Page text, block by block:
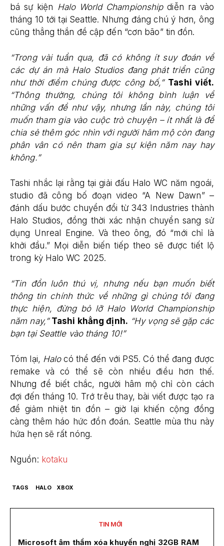
bá sự kiện Halo World Championshipdiễn ra vào
tháng 10 tới tại Seattle. Nhưng đáng chú ý hơn, ông
cũng thẳng thắn đề cập đến “cơn bão” tin đồn.
“Trong vài tuần qua, đã có không ít suy đoán về
các dự án mà Halo Studios đang phát triển cũng
như thời điểm chúng được công bố,” Tashi viết.
“Thông thường, chúng tôi không bình luận về
những vấn đề như vậy, nhưng lần này, chúng tôi
muốn tham gia vào cuộc trò chuyện – ít nhất là để
chia sẻ thêm góc nhìn với người hâm mộ còn đang
phân vân có nên tham gia sự kiện năm nay hay
không.”
Tashi nhắc lại rằng tại giải đấu Halo WC năm ngoái,
studio đã công bố đoạn video “A New Dawn” –
đánh dấu bước chuyển đổi từ 343 Industries thành
Halo Studios, đồng thời xác nhận chuyển sang sử
dụng Unreal Engine. Và theo ông, đó “mới chỉ là
khởi đầu.” Mọi diễn biến tiếp theo sẽ được tiết lộ
trong kỳ Halo WC 2025.
“Tin đồn luôn thú vị, nhưng nếu bạn muốn biết
thông tin chính thức về những gì chúng tôi đang
thực hiện, đừng bỏ lỡ Halo World Championship
năm nay,” Tashi khẳng định. “Hy vọng sẽ gặp các
bạn tại Seattle vào tháng 10!”
Tóm lại, Halocó thể đến với PS5. Có thể đang được
remake và có thể sẽ còn nhiều điều hơn thế.
Nhưng để biết chắc, người hâm mộ chỉ còn cách
đợi đến tháng 10. Trớ trêu thay, bài viết được tạo ra
để giảm nhiệt tin đồn – giờ lại khiến cộng đồng
càng thêm háo hức đồn đoán. Seattle mùa thu này
hứa hẹn sẽ rất nóng.
Nguồn: kotaku
TAGS HALO XBOX
TIN MỚI
Microsoft âm thầm xóa khuyến nghị 32GB RAM